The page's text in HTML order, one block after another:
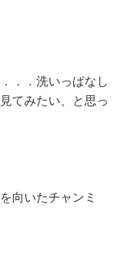
．．洗いっぱなし
てみたい、と思っ
向いたチャンミ